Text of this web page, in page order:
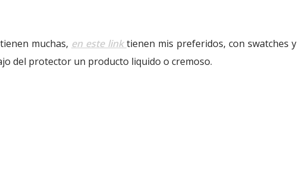
muchas, en este linktienen mis preferidos, con swatches y
del protector un producto liquido o cremoso.